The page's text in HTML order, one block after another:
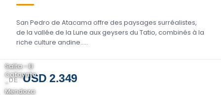
San Pedro de Atacama offre des paysages surréalistes,
de la vallée de la Lune aux geysers du Tatio, combinés à la
riche culture andine.....
DE USD 2.349
Salta - El
Cafayate
-
Mendoza